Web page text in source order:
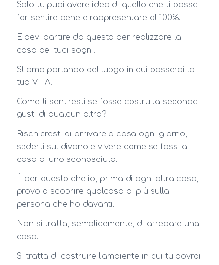
Solo tu puoi avere idea di quello che ti possa
far sentire bene e rappresentare al 100%.
E devi partire da questo per realizzare la
casa dei tuoi sogni.
Stiamo parlando del luogo in cui passerai la
tua VITA.
Come ti sentiresti se fosse costruita secondo i
gusti di qualcun altro?
Rischieresti di arrivare a casa ogni giorno,
sederti sul divano e vivere come se fossi a
casa di uno sconosciuto.
È per questo che io, prima di ogni altra cosa,
provo a scoprire qualcosa di più sulla
persona che ho davanti.
Non si tratta, semplicemente, di arredare una
casa.
Si tratta di costruire l’ambiente in cui tu dovrai